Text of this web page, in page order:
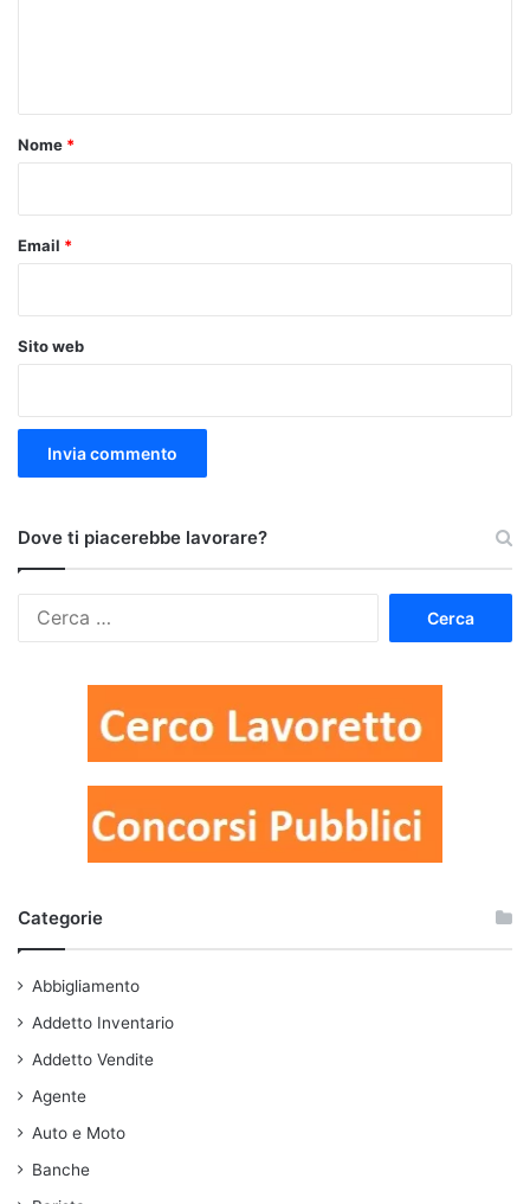
o
Nome *
Email *
Sito web
Dove ti piacerebbe lavorare?
Categorie
Abbigliamento
Addetto Inventario
Addetto Vendite
Agente
Auto e Moto
Banche